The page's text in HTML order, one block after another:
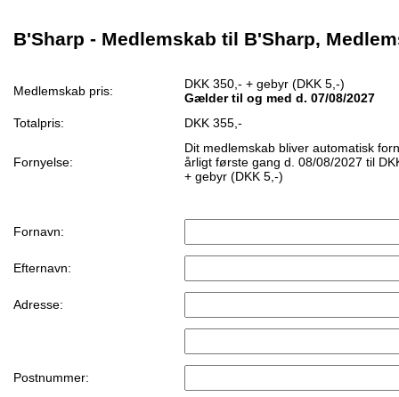
B'Sharp - Medlemskab til B'Sharp,
Medlemskab pris:
DKK 350,- + gebyr (DKK 5,-)
Gælder til og med d. 07/08/2027
Totalpris:
DKK 355,-
Fornyelse:
Dit medlemskab bliver automatisk
årligt første gang d. 08/08/2027 til
+ gebyr (DKK 5,-)
Fornavn:
Efternavn:
Adresse:
Postnummer: